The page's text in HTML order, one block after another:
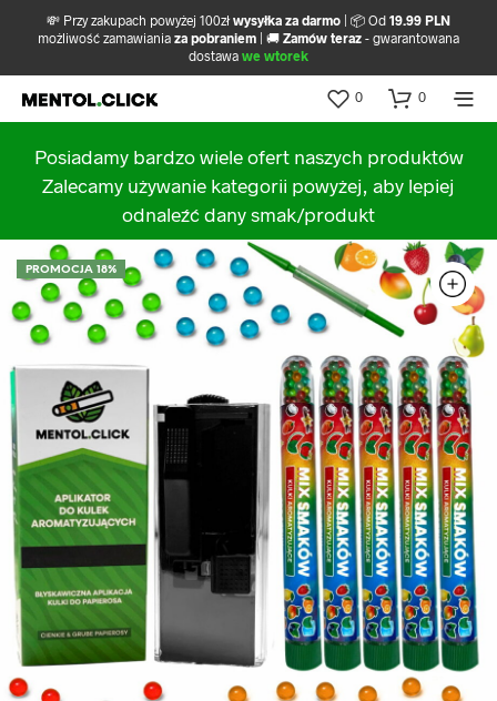
💸 Przy zakupach powyżej 100zł wysyłka za darmo | 📦 Od 19.99 PLN
możliwość zamawiania za pobraniem | 🚚 Zamów teraz - gwarantowana
dostawa we wtorek
0 0
Posiadamy bardzo wiele ofert naszych produktów
Zalecamy używanie kategorii powyżej, aby lepiej
odnaleźć dany smak/produkt
PROMOCJA 18%